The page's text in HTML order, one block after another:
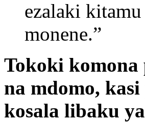
ezalaki
monene.”
Tokoki komona
na mdomo,
kosala libaku